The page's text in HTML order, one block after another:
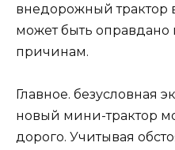
внедорожный трактор
может быть оправдано
причинам.
Главное. безусловная
новый мини-трактор
дорого. Учитывая